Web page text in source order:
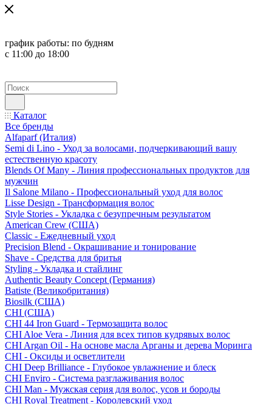
график работы: по будням
с 11:00 до 18:00
Каталог
Все бренды
Alfaparf (Италия)
Semi di Lino - Уход за волосами, подчеркивающий вашу
естественную красоту
Blends Of Many - Линия профессиональных продуктов для
мужчин
Il Salone Milano - Профессиональный уход для волос
Lisse Design - Трансформация волос
Style Stories - Укладка с безупречным результатом
American Crew (США)
Classic - Ежедневный уход
Precision Blend - Окрашивание и тонирование
Shave - Средства для бритья
Styling - Укладка и стайлинг
Authentic Beauty Concept (Германия)
Batiste (Великобритания)
Biosilk (США)
CHI (США)
CHI 44 Iron Guard - Термозащита волос
CHI Aloe Vera - Линия для всех типов кудрявых волос
CHI Argan Oil - На основе масла Арганы и дерева Моринга
CHI - Оксиды и осветлители
CHI Deep Brilliance - Глубокое увлажнение и блеск
CHI Enviro - Система разглаживания волос
CHI Man - Мужская серия для волос, усов и бороды
CHI Royal Treatment - Королевский уход